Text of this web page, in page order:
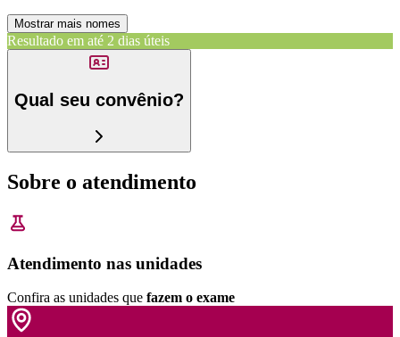
Mostrar mais nomes
Resultado em até 2 dias úteis
Qual seu convênio?
Sobre o atendimento
Atendimento nas unidades
Confira as unidades que fazem o exame